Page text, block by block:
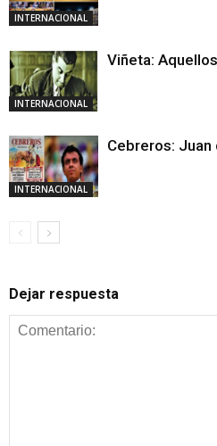
INTERNACIONAL
INTERNACIONAL
Viñeta:
INTERNACIONAL
Cebreros: Juan
Dejar respuesta